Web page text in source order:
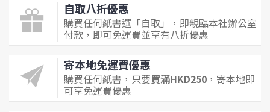
自取八折優惠
購買任何紙書選「自取」，即親臨本社辦公室
付款，即可免運費並享有八折優惠
寄本地免運費優惠
購買任何紙書，只要買滿HKD250 ，寄本地即
可享免運費優惠